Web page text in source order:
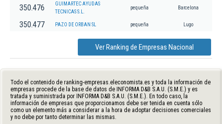
350.476
GUIMARTEC AYUDAS
TECNICAS S.L.
pequeña Barcelona
350.477 PAZO DE ORBAN SL pequeña Lugo
Ver Ranking de Empresas Nacional
Todo el contenido de ranking-empresas.eleconomista.es y toda la información de
empresas procede de la base de datos de INFORMA D&B S.A.U. (S.M.E.) y es
tratada y suministrada por INFORMA D&B S.A.U. (S.M.E.). En todo caso, la
información de empresas que proporcionamos debe ser tenida en cuenta sólo
como un elemento más a considerar a la hora de adoptar decisiones comerciales
y no debe por tanto determinar las mismas.